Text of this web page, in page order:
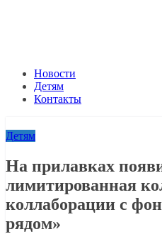
Новости
Детям
Контакты
Детям
На прилавках
лимитированная
коллаборации с
рядом»